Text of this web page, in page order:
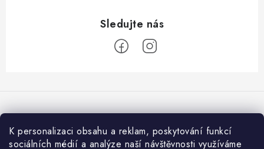
K personalizaci obsahu a reklam, poskytování funkcí
sociálních médií a analýze naší návštěvnosti využíváme
p
Prijímame online platby